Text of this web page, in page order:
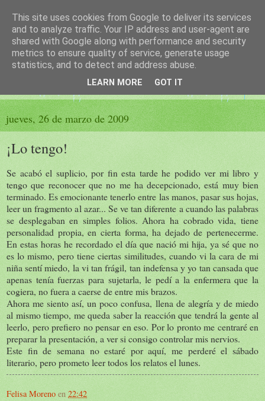
El sueño de las palabras
PÁGINA LITERARIA DE FELISA MORENO
jueves, 26 de marzo de 2009
¡Lo tengo!
Se acabó el suplicio, por fin esta tarde he podido ver mi libro y
tengo que reconocer que no me ha decepcionado, está muy bien
terminado. Es emocionante tenerlo entre las manos, pasar sus hojas,
leer un fragmento al azar... Se ve tan diferente a cuando las palabras
se desplegaban en simples folios. Ahora ha cobrado vida, tiene
personalidad propia, en cierta forma, ha dejado de pertenecerme.
En estas horas he recordado el día que nació mi hija, ya sé que no
es lo mismo, pero tiene ciertas similitudes, cuando vi la cara de mi
niña sentí miedo, la vi tan frágil, tan indefensa y yo tan cansada que
apenas tenía fuerzas para sujetarla, le pedí a la enfermera que la
cogiera, no fuera a caerse de entre mis brazos.
Ahora me siento así, un poco confusa, llena de alegría y de miedo
al mismo tiempo, me queda saber la reacción que tendrá la gente al
leerlo, pero prefiero no pensar en eso. Por lo pronto me centraré en
preparar la presentación, a ver si consigo controlar mis nervios.
Este fin de semana no estaré por aquí, me perderé el sábado
literario, pero prometo leer todos los relatos el lunes.
Felisa Moreno en 22:42
This site uses cookies from Google to deliver its services
and to analyze traffic. Your IP address and user-agent are
shared with Google along with performance and security
metrics to ensure quality of service, generate usage
statistics, and to detect and address abuse.
LEARN MORE GOT IT